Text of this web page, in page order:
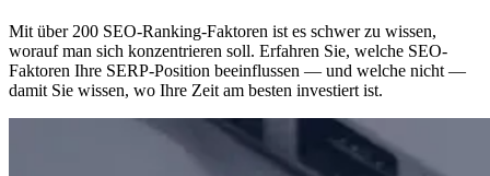
Mit über 200 SEO-Ranking-Faktoren ist es schwer zu wissen,
worauf man sich konzentrieren soll. Erfahren Sie, welche SEO-
Faktoren Ihre SERP-Position beeinflussen — und welche nicht —
damit Sie wissen, wo Ihre Zeit am besten investiert ist.